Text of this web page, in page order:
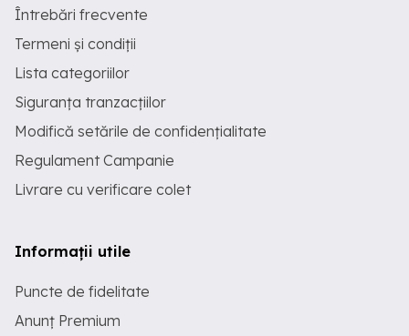
Întrebări frecvente
Termeni și condiții
Lista categoriilor
Siguranța tranzacțiilor
Modifică setările de confidențialitate
Regulament Campanie
Livrare cu verificare colet
Informații utile
Puncte de fidelitate
Anunț Premium